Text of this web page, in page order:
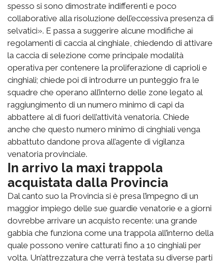
spesso si sono dimostrate indifferenti e poco
collaborative alla risoluzione dell’eccessiva presenza di
selvatici». E passa a suggerire alcune modifiche ai
regolamenti di caccia al cinghiale, chiedendo di attivare
la caccia di selezione come principale modalità
operativa per contenere la proliferazione di caprioli e
cinghiali; chiede poi di introdurre un punteggio fra le
squadre che operano all’interno delle zone legato al
raggiungimento di un numero minimo di capi da
abbattere al di fuori dell’attività venatoria. Chiede
anche che questo numero minimo di cinghiali venga
abbattuto dandone prova all’agente di vigilanza
venatoria provinciale.
In arrivo la maxi trappola
acquistata dalla Provincia
Dal canto suo la Provincia si è presa l’impegno di un
maggior impiego delle sue guardie venatorie e a giorni
dovrebbe arrivare un acquisto recente: una grande
gabbia che funziona come una trappola all’interno della
quale possono venire catturati fino a 10 cinghiali per
volta. Un’attrezzatura che verrà testata su diverse parti